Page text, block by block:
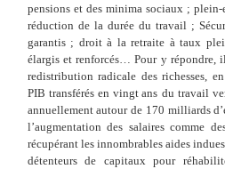
pensions et des minima sociaux ; plein-
réduction de la durée du travail ;
garantis ; droit à la retraite à taux
élargis et renforcés… Pour y répondre,
redistribution radicale des richesses,
PIB transférés en vingt ans du travail
annuellement autour de 170 milliards
l’augmentation des salaires comme
récupérant les innombrables aides
détenteurs de capitaux pour